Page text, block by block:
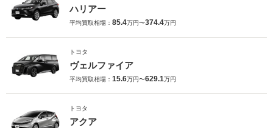
ハリアー
平均買取相場： 85.4万円〜374.4万円
トヨタ
ヴェルファイア
平均買取相場： 15.6万円〜629.1万円
トヨタ
アクア